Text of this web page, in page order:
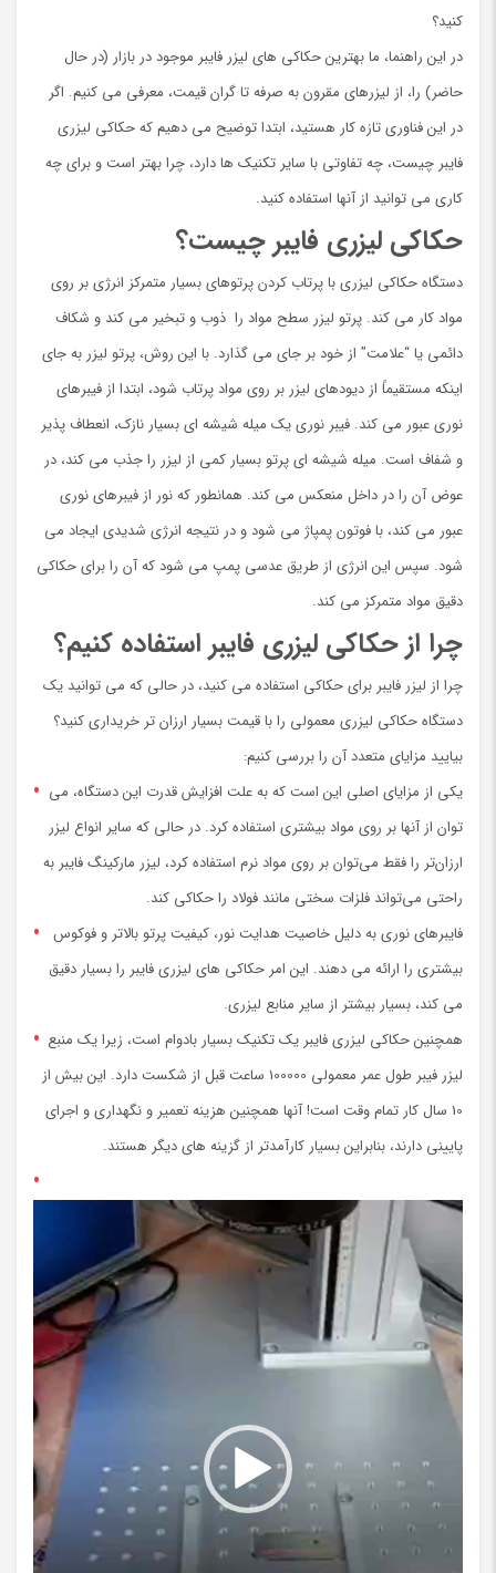
کنید؟
در این راهنما، ما بهترین حکاکی های لیزر فایبر موجود در بازار (در حال
حاضر) را، از لیزرهای مقرون به صرفه تا گران قیمت، معرفی می کنیم. اگر
در این فناوری تازه کار هستید، ابتدا توضیح می دهیم که حکاکی لیزری
فایبر چیست، چه تفاوتی با سایر تکنیک ها دارد، چرا بهتر است و برای چه
کاری می توانید از آنها استفاده کنید.
حکاکی لیزری فایبر چیست؟
دستگاه حکاکی لیزری با پرتاب کردن پرتوهای بسیار متمرکز انرژی بر روی
مواد کار می کند. پرتو لیزر سطح مواد را ذوب و تبخیر می کند و شکاف
دائمی یا “علامت” از خود بر جای می گذارد. با این روش، پرتو لیزر به جای
اینکه مستقیماً از دیودهای لیزر بر روی مواد پرتاب شود، ابتدا از فیبرهای
نوری عبور می کند. فیبر نوری یک میله شیشه ای بسیار نازک، انعطاف پذیر
و شفاف است. میله شیشه ای پرتو بسیار کمی از لیزر را جذب می کند، در
عوض آن را در داخل منعکس می کند. همانطور که نور از فیبرهای نوری
عبور می کند، با فوتون پمپاژ می شود و در نتیجه انرژی شدیدی ایجاد می
شود. سپس این انرژی از طریق عدسی پمپ می شود که آن را برای حکاکی
دقیق مواد متمرکز می کند.
چرا از حکاکی لیزری فایبر استفاده کنیم؟
چرا از لیزر فایبر برای حکاکی استفاده می کنید، در حالی که می توانید یک
دستگاه حکاکی لیزری معمولی را با قیمت بسیار ارزان تر خریداری کنید؟
بیایید مزایای متعدد آن را بررسی کنیم:
یکی از مزایای اصلی این است که به علت افزایش قدرت این دستگاه، می
توان از آنها بر روی مواد بیشتری استفاده کرد. در حالی که سایر انواع لیزر
ارزان‌تر را فقط می‌توان بر روی مواد نرم استفاده کرد، لیزر مارکینگ فایبر به
راحتی می‌تواند فلزات سختی مانند فولاد را حکاکی کند.
فایبرهای نوری به دلیل خاصیت هدایت نور، کیفیت پرتو بالاتر و فوکوس
بیشتری را ارائه می دهند. این امر حکاکی های لیزری فایبر را بسیار دقیق
می کند، بسیار بیشتر از سایر منابع لیزری.
همچنین حکاکی لیزری فایبر یک تکنیک بسیار بادوام است، زیرا یک منبع
لیزر فیبر طول عمر معمولی 100000 ساعت قبل از شکست دارد. این بیش از
10 سال کار تمام وقت است! آنها همچنین هزینه تعمیر و نگهداری و اجرای
پایینی دارند، بنابراین بسیار کارآمدتر از گزینه های دیگر هستند.
ویدیو